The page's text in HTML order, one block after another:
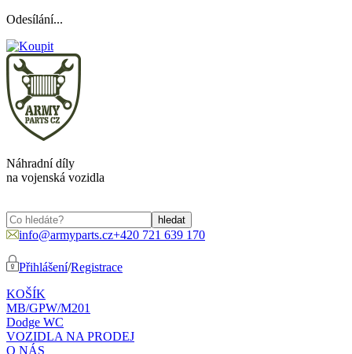
Odesílání...
Náhradní díly
na vojenská vozidla
info@armyparts.cz+420 721 639 170
Přihlášení/Registrace
KOŠÍK
MB/GPW/M201
Dodge WC
VOZIDLA NA PRODEJ
O NÁS